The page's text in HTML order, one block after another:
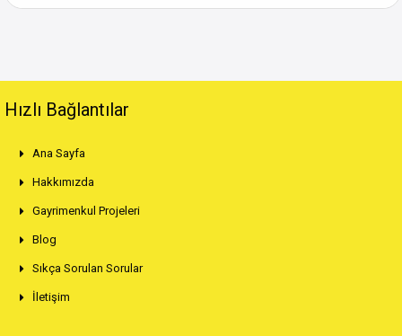
Hızlı Bağlantılar
Ana Sayfa
Hakkımızda
Gayrimenkul Projeleri
Blog
Sıkça Sorulan Sorular
İletişim